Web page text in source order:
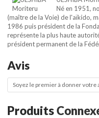
Né en 1951,
(maître de la Voie) de l'aïkido,
1986 puis président de la
représente la plus haute
président permanent de la
Avis
Soyez le premier à donner votre
Produits